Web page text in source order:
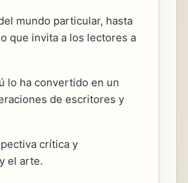
mundo particular, hasta
que invita a los lectores a
lo ha convertido en un
de escritores y
crítica y
el arte.